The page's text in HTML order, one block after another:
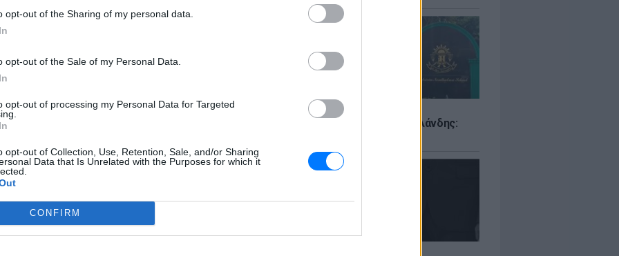
opt-out of the Sharing of my personal data.
opt-out of the Sale of my Personal Data.
opt-out of processing my Personal Data for Targeted
opt-out of Collection, Use, Retention, Sale, and/or Sharing
Data that Is Unrelated with the Purposes for which it
CONFIRM
ΕΙΔΗΣΕΙΣ
Μακελειό σε σχολείο της Ταϊλάνδης:
ότι φοβόταν ότι θα έχανε την κόρη
σχέδια για τον περιορισμό της
ατμού που απευθύνονται σε παιδιά.
ΔΙΑΦΗΜΙΣΗ